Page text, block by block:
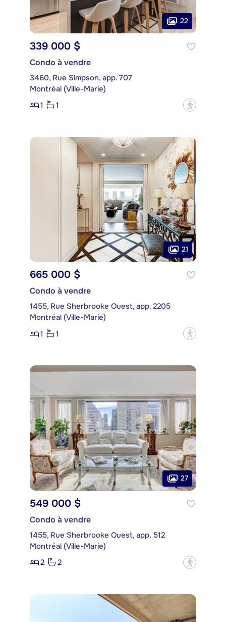
22
339 000 $
Condo à vendre
3460, Rue Simpson, app. 707
Montréal (Ville-Marie)
1
1 ?
21
665 000 $
Condo à vendre
1455, Rue Sherbrooke Ouest, app. 2205
Montréal (Ville-Marie)
1
1 ?
27
549 000 $
Condo à vendre
1455, Rue Sherbrooke Ouest, app. 512
Montréal (Ville-Marie)
2
2 ?